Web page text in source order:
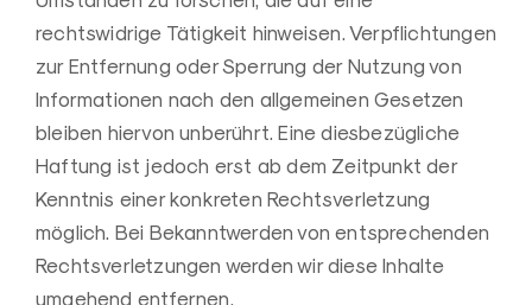
rechtswidrige Tätigkeit hinweisen. Verpflichtungen
zur Entfernung oder Sperrung der Nutzung von
Informationen nach den allgemeinen Gesetzen
bleiben hiervon unberührt. Eine diesbezügliche
Haftung ist jedoch erst ab dem Zeitpunkt der
Kenntnis einer konkreten Rechtsverletzung
möglich. Bei Bekanntwerden von entsprechenden
Rechtsverletzungen werden wir diese Inhalte
umgehend entfernen.